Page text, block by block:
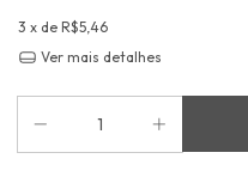
3 x de R$5,46
Ver mais detalhes